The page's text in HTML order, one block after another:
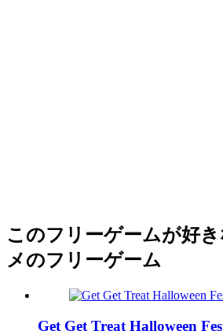
このフリーゲームが好
メのフリーゲーム
Get Get Treat Halloween